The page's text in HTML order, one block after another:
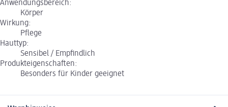
Anwendungsbereich:
Körper
Wirkung:
Pflege
Hauttyp:
Sensibel / Empfindlich
Produkteigenschaften:
Besonders für Kinder geeignet